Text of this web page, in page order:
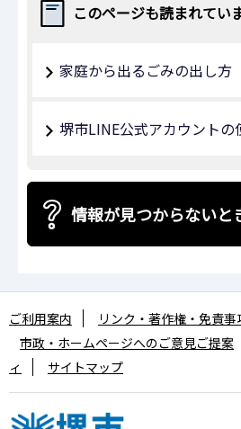
このページも読まれてい
家庭から出るごみの出し方
堺市LINE公式アカウントの
情報が見つからないと
ご利用案内 リンク・著作権・免責事
市政・ホームページへのご意見ご提案
ィ
サイトマップ